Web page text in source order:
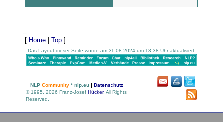
--
[ Home Top ]
Das Layout dieser Seite wurde am 31.08.2024 um 13.38 Uhr aktualisiert.
NLP Community * nlp.eu
Datenschutz
© 1995, 2026 Franz-Josef Hücker. All Rights
Reserved.